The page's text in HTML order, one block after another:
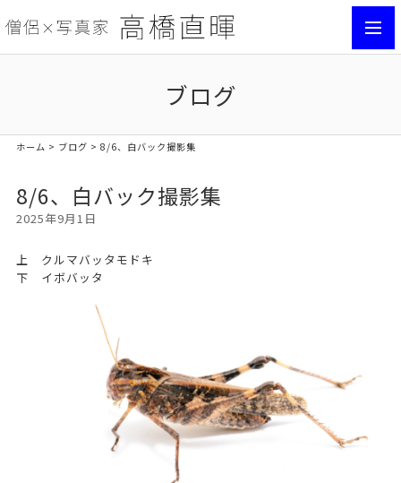
ブログ
ホーム > ブログ > 8/6、白バック撮影集
8/6、白バック撮影集
2025年9月1日
上 クルマバッタモドキ
下 イボバッタ